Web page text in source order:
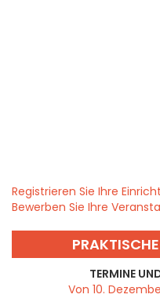
Registrieren Sie Ihre
Bewerben Sie Ihre
TERMINE
Von 10.